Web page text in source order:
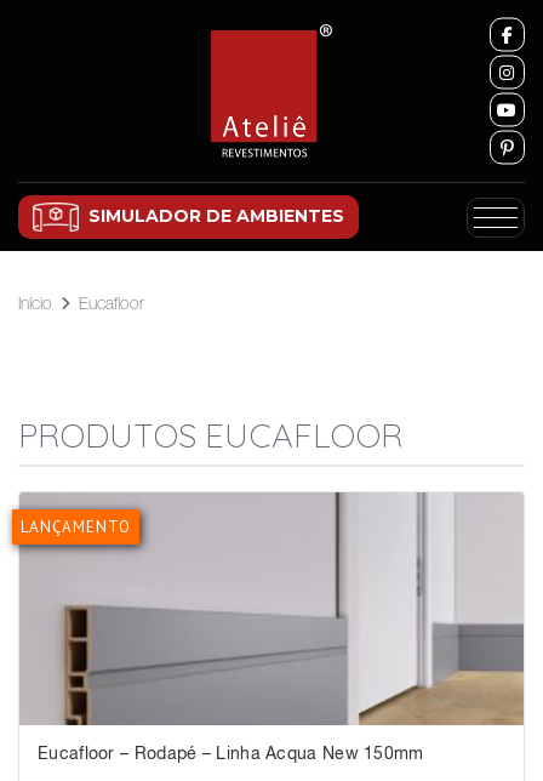
SIMULADOR DE AMBIENTES
Início Eucafloor
PRODUTOS EUCAFLOOR
LANÇAMENTO
Eucafloor – Rodapé – Linha Acqua New 150mm